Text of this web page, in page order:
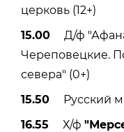
церковь (12+)
15.00 Д/ф
Череповецкие.
севера" (0+)
15.50 Русский
16.55 Х/ф